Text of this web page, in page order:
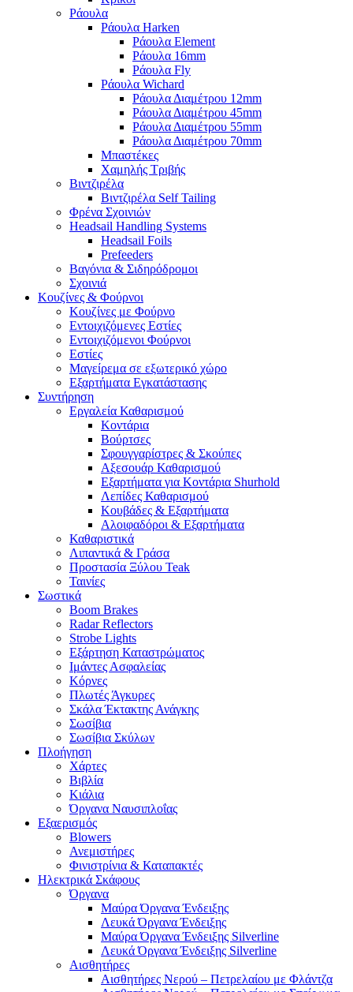
Ράουλα
Ράουλα Harken
Ράουλα Element
Ράουλα 16mm
Ράουλα Fly
Ράουλα Wichard
Ράουλα Διαμέτρου 12mm
Ράουλα Διαμέτρου 45mm
Ράουλα Διαμέτρου 55mm
Ράουλα Διαμέτρου 70mm
Μπαστέκες
Χαμηλής Τριβής
Βιντζιρέλα
Βιντζιρέλα Self Tailing
Φρένα Σχοινιών
Headsail Handling Systems
Headsail Foils
Prefeeders
Βαγόνια & Σιδηρόδρομοι
Σχοινιά
Κουζίνες & Φούρνοι
Κουζίνες με Φούρνο
Εντοιχιζόμενες Εστίες
Εντοιχιζόμενοι Φούρνοι
Εστίες
Μαγείρεμα σε εξωτερικό χώρο
Εξαρτήματα Εγκατάστασης
Συντήρηση
Εργαλεία Καθαρισμού
Κοντάρια
Βούρτσες
Σφουγγαρίστρες & Σκούπες
Αξεσουάρ Καθαρισμού
Εξαρτήματα για Κοντάρια Shurhold
Λεπίδες Καθαρισμού
Κουβάδες & Εξαρτήματα
Αλοιφαδόροι & Εξαρτήματα
Καθαριστικά
Λιπαντικά & Γράσα
Προστασία Ξύλου Teak
Ταινίες
Σωστικά
Boom Brakes
Radar Reflectors
Strobe Lights
Εξάρτηση Καταστρώματος
Ιμάντες Ασφαλείας
Κόρνες
Πλωτές Άγκυρες
Σκάλα Έκτακτης Ανάγκης
Σωσίβια
Σωσίβια Σκύλων
Πλοήγηση
Χάρτες
Βιβλία
Κιάλια
Όργανα Ναυσιπλοΐας
Εξαερισμός
Blowers
Ανεμιστήρες
Φινιστρίνια & Καταπακτές
Ηλεκτρικά Σκάφους
Όργανα
Μαύρα Όργανα Ένδειξης
Λευκά Όργανα Ένδειξης
Μαύρα Όργανα Ένδειξης Silverline
Λευκά Όργανα Ένδειξης Silverline
Αισθητήρες
Αισθητήρες Νερού – Πετρελαίου με Φλάντζα